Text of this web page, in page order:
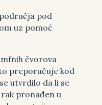
pod
uz pomoć
čvorova
preporučuje kod
utvrdilo da li se
pronađen u